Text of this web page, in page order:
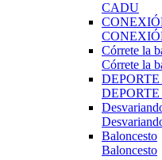
CADU
Córrete la
Córrete la
Baloncesto
Baloncesto